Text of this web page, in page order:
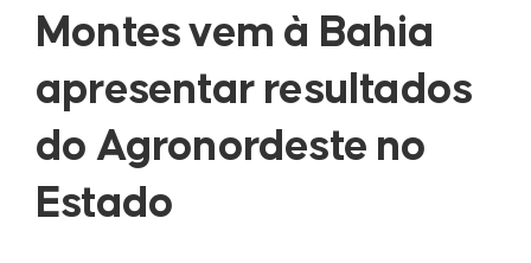
Montes vem à Bahia
apresentar resultados
do Agronordeste no
Estado